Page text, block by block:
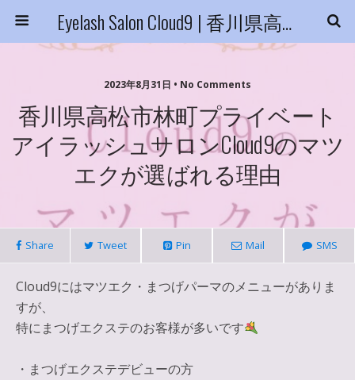
Eyelash Salon Cloud9 | 香川県高松市
2023年8月31日 • No Comments
香川県高松市林町プライベート
アイラッシュサロンCloud9のマツ
エクが選ばれる理由
Share Tweet Pin Mail SMS
Cloud9にはマツエク・まつげパーマのメニューがありま
すが、
特にまつげエクステのお客様が多いです
・まつげエクステデビューの方